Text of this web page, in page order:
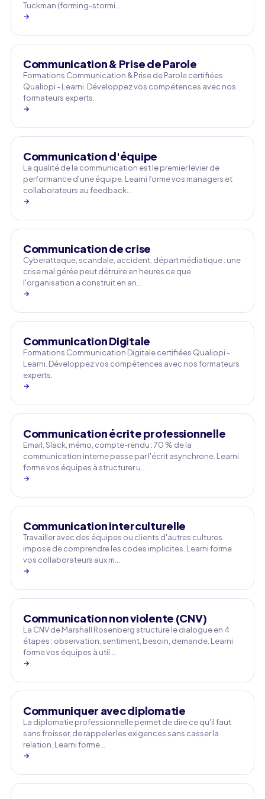
Tuckman (forming-stormi…
→
Communication & Prise de Parole
Formations Communication & Prise de Parole certifiées
Qualiopi - Learni. Développez vos compétences avec nos
formateurs experts.
→
Communication d'équipe
La qualité de la communication est le premier levier de
performance d'une équipe. Learni forme vos managers et
collaborateurs au feedback…
→
Communication de crise
Cyberattaque, scandale, accident, départ médiatique : une
crise mal gérée peut détruire en heures ce que
l'organisation a construit en an…
→
Communication Digitale
Formations Communication Digitale certifiées Qualiopi -
Learni. Développez vos compétences avec nos formateurs
experts.
→
Communication écrite professionnelle
Email, Slack, mémo, compte-rendu : 70 % de la
communication interne passe par l'écrit asynchrone. Learni
forme vos équipes à structurer u…
→
Communication interculturelle
Travailler avec des équipes ou clients d'autres cultures
impose de comprendre les codes implicites. Learni forme
vos collaborateurs aux m…
→
Communication non violente (CNV)
La CNV de Marshall Rosenberg structure le dialogue en 4
étapes : observation, sentiment, besoin, demande. Learni
forme vos équipes à util…
→
Communiquer avec diplomatie
La diplomatie professionnelle permet de dire ce qu'il faut
sans froisser, de rappeler les exigences sans casser la
relation. Learni forme…
→